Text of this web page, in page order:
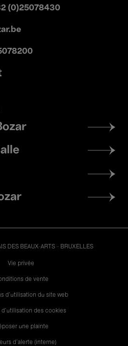
(0)25078430
DES BEAUX-ARTS - BRUXELLES
Vie privée
de vente
d'utilisation du site web
d'utilisation des cookies
une plainte
d’alerte (interne)